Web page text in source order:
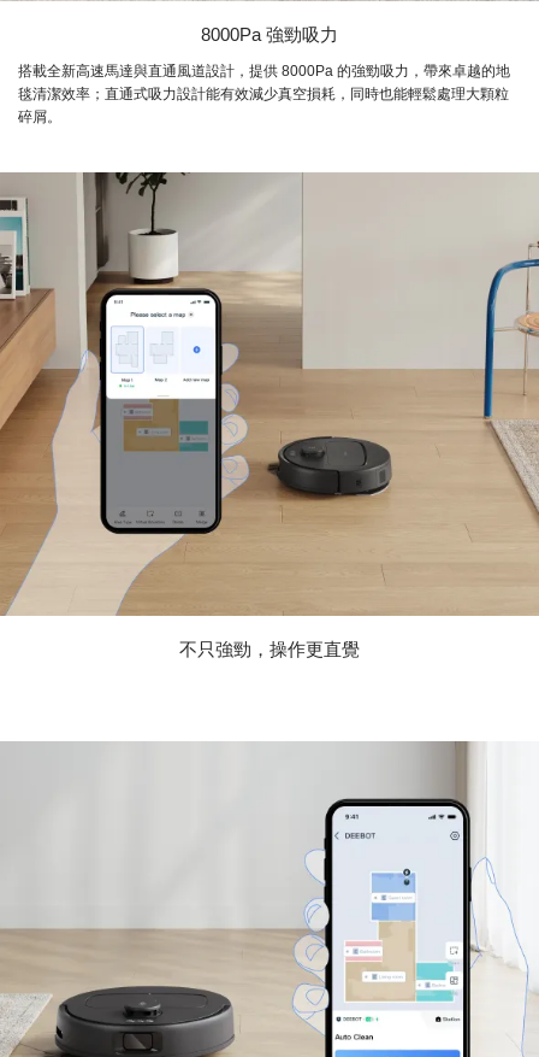
8000Pa 強勁吸力
搭載全新高速馬達與直通風道設計，提供 8000Pa 的強勁吸力，帶來卓越的地
毯清潔效率；直通式吸力設計能有效減少真空損耗，同時也能輕鬆處理大顆粒
碎屑。
不只強勁，操作更直覺